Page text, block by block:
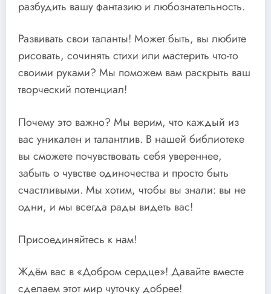
разбудить вашу фантазию и любознательность.
Развивать свои таланты! Может быть, вы любите
рисовать, сочинять стихи или мастерить что-то
своими руками? Мы поможем вам раскрыть ваш
творческий потенциал!
Почему это важно? Мы верим, что каждый из
вас уникален и талантлив. В нашей библиотеке
вы сможете почувствовать себя увереннее,
забыть о чувстве одиночества и просто быть
счастливыми. Мы хотим, чтобы вы знали: вы не
одни, и мы всегда рады видеть вас!
Присоединяйтесь к нам!
Ждём вас в «Добром сердце»! Давайте вместе
сделаем этот мир чуточку добрее!